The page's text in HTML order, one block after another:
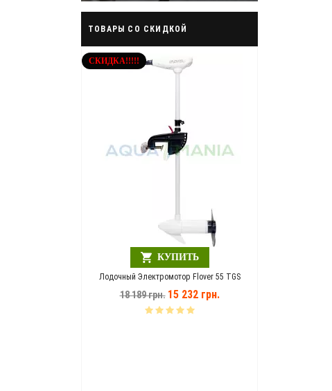
ТОВАРЫ СО СКИДКОЙ
СКИДКА!!!!!
КУПИТЬ
Лодочный Электромотор Flover 55 TGS
18 189 грн. 15 232 грн.